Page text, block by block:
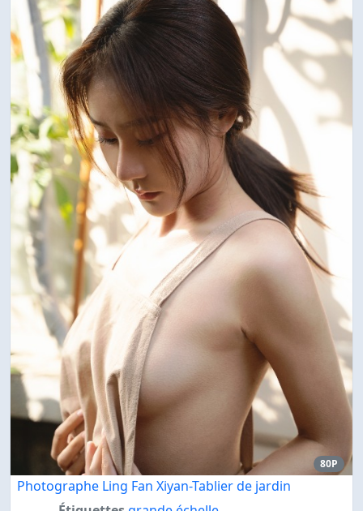
80P
Photographe Ling Fan Xiyan-Tablier de jardin